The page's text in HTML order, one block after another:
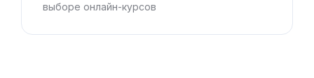
выборе онлайн-курсов